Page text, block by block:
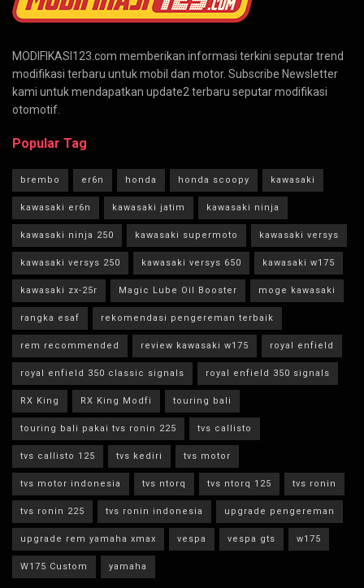
MODIFIKASI123.com memberikan informasi terkini seputar trend
modifikasi terbaru untuk mobil dan motor. Subscribe Newsletter
kami untuk mendapatkan update2 terbaru seputar modifikasi
otomotif.
Popular Tag
brembo er6n honda honda scoopy kawasaki
kawasaki er6n kawasaki jatim kawasaki ninja
kawasaki ninja 250 kawasaki supermoto kawasaki versys
kawasaki versys 250 kawasaki versys 650 kawasaki w175
kawasaki zx-25r Magic Lube Oil Booster moge kawasaki
rangka esaf rekomendasi pengereman terbaik
rem recommended review kawasaki w175 royal enfield
royal enfield 350 classic signals royal enfield 350 signals
RX King RX King Modfi touring bali
touring bali pakai tvs ronin 225 tvs callisto
tvs callisto 125 tvs kediri tvs motor
tvs motor indonesia tvs ntorq tvs ntorq 125 tvs ronin
tvs ronin 225 tvs ronin indonesia upgrade pengereman
upgrade rem yamaha xmax vespa vespa gts w175
W175 Custom yamaha